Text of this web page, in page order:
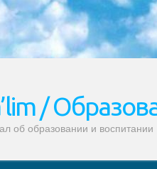
/
об образовании и воспитании